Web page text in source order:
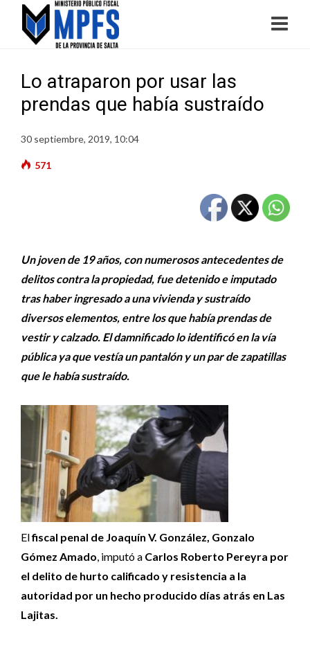
Lo atraparon por usar las
prendas que había sustraído
30 septiembre, 2019, 10:04
571
Un joven de 19 años, con numerosos antecedentes de
delitos contra la propiedad, fue detenido e imputado
tras haber ingresado a una vivienda y sustraído
diversos elementos, entre los que había prendas de
vestir y calzado. El damnificado lo identificó en la vía
pública ya que vestía un pantalón y un par de zapatillas
que le había sustraído.
Elfiscal penal de Joaquín V. González, Gonzalo
Gómez Amado, imputó a Carlos Roberto Pereyra por
el delito de hurto calificado y resistencia a la
autoridad por un hecho producido días atrás en Las
Lajitas.